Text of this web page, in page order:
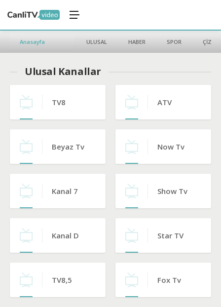
Anasayfa ULUSAL HABER SPOR ÇİZGİ
Ulusal Kanallar
TV8 ATV
Beyaz Tv Now Tv
Kanal 7 Show Tv
Kanal D Star TV
TV8,5 Fox Tv